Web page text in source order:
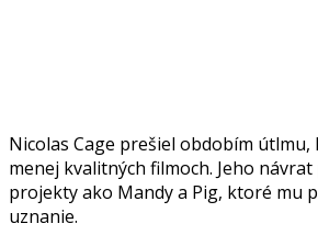
Nicolas Cage prešiel obdobím útlmu,
menej kvalitných filmoch. Jeho
projekty ako Mandy a Pig, ktoré mu
uznanie.